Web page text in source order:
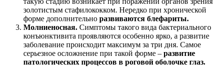
золотистым стафилококком. Нередко при хронической
форме дополнительно развиваются блефариты.
Молниеносная. Симптомы такого вида бактериального
конъюнктивита проявляются особенно ярко, а развитие
заболевание происходит максимум за три дня. Самое
серьезное осложнение при такой форме – развитие
патологических процессов в роговой оболочке глаз.